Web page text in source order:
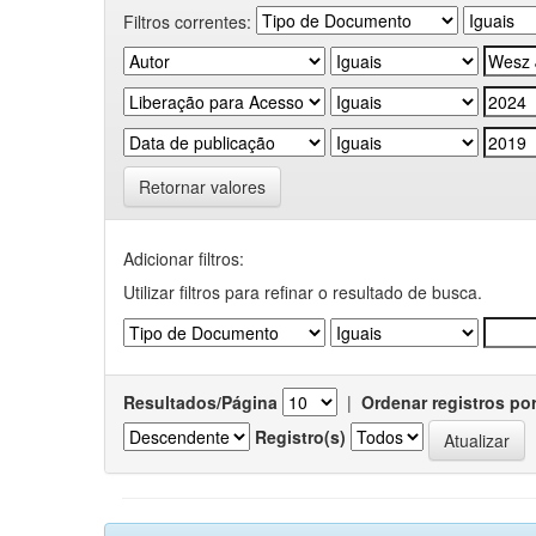
Filtros correntes:
Retornar valores
Adicionar filtros:
Utilizar filtros para refinar o resultado de busca.
Resultados/Página | Ordenar registros por
Registro(s)